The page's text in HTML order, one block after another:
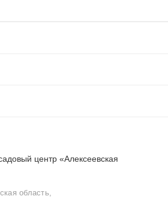
центр «Алексеевская
область,